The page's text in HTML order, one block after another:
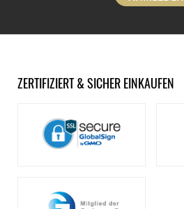
ZERTIFIZIERT & SICHER EINKAUFEN